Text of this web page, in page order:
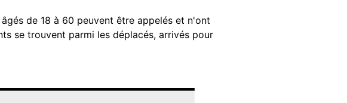
de 18 à 60 peuvent être appelés et n'ont
se trouvent parmi les déplacés, arrivés pour